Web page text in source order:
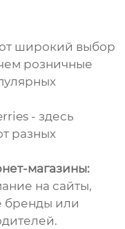
широкий выбор
розничные
- здесь
разных
магазины:
на сайты,
бренды или